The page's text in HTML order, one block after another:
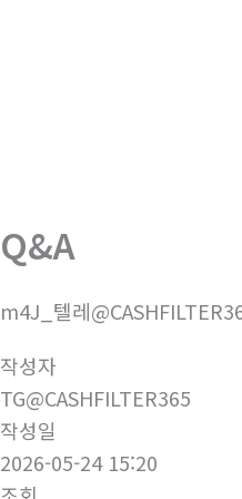
Q&A
m4J_텔레
작성자
TG@CASHFILTER365
작성일
2026-05-24 15:20